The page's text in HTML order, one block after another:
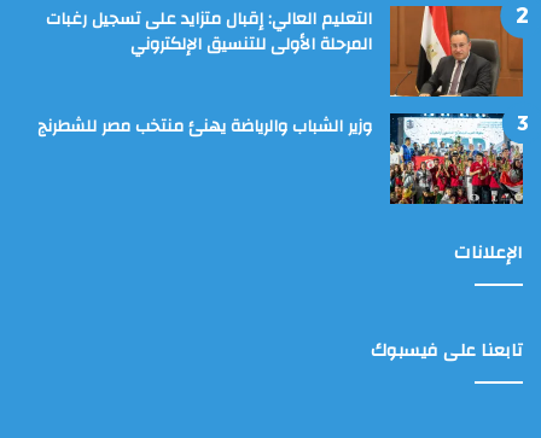
التعليم العالي: إقبال متزايد على تسجيل رغبات
المرحلة الأولى للتنسيق الإلكتروني
وزير الشباب والرياضة يهنئ منتخب مصر للشطرنج
الإعلانات
تابعنا على فيسبوك